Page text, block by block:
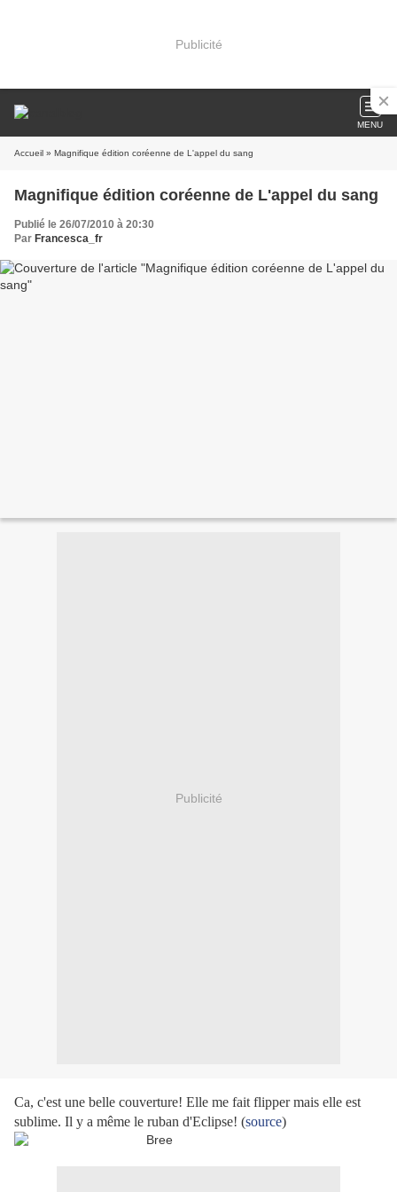
Publicité
MENU
Accueil » Magnifique édition coréenne de L'appel du sang
Magnifique édition coréenne de L'appel du sang
Publié le 26/07/2010 à 20:30
Par Francesca_fr
Publicité
Ca, c'est une belle couverture! Elle me fait flipper mais elle est
sublime. Il y a même le ruban d'Eclipse! (source)